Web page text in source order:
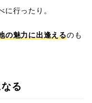
行ったり。
の魅力に出逢えるのも
る